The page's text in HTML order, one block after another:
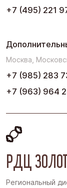
+7 (495) 221
Москва,
+7 (985) 283
+7 (963) 964
РДЦ
Региональный